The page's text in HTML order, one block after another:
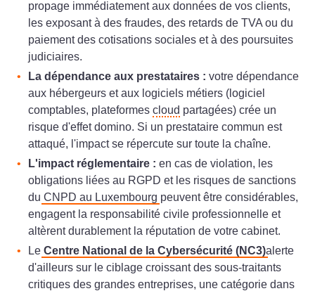
propage immédiatement aux données de vos clients,
les exposant à des fraudes, des retards de TVA ou du
paiement des cotisations sociales et à des poursuites
judiciaires.
La dépendance aux prestataires : votre dépendance
aux hébergeurs et aux logiciels métiers (logiciel
comptables, plateformes cloud partagées) crée un
risque d'effet domino. Si un prestataire commun est
attaqué, l'impact se répercute sur toute la chaîne.
L'impact réglementaire : en cas de violation, les
obligations liées au RGPD et les risques de sanctions
du CNPD au Luxembourg peuvent être considérables,
engagent la responsabilité civile professionnelle et
altèrent durablement la réputation de votre cabinet.
Le Centre National de la Cybersécurité (NC3)alerte
d'ailleurs sur le ciblage croissant des sous-traitants
critiques des grandes entreprises, une catégorie dans